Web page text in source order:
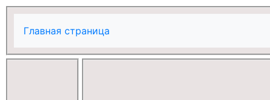
Главная страница